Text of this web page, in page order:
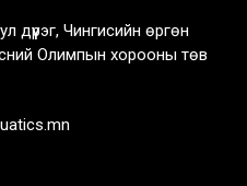
дүүрэг, Чингисийн өргөн
Олимпын хорооны төв